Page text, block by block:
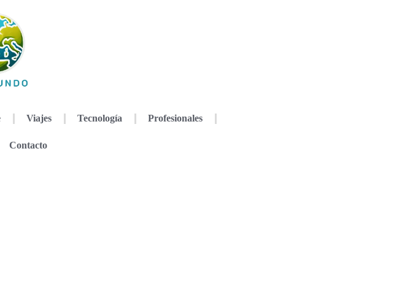
Viajes Tecnología Profesionales
Contacto